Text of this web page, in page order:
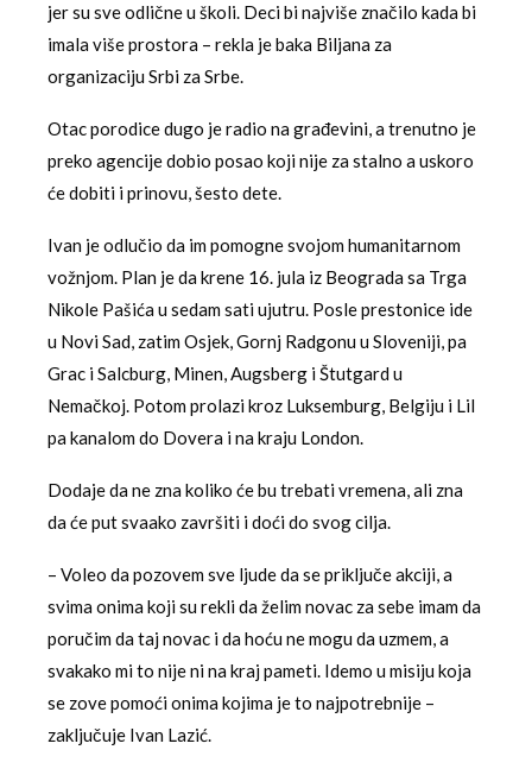
jer su sve odlične u školi. Deci bi najviše značilo kada bi
imala više prostora – rekla je baka Biljana za
organizaciju Srbi za Srbe.
Otac porodice dugo je radio na građevini, a trenutno je
preko agencije dobio posao koji nije za stalno a uskoro
će dobiti i prinovu, šesto dete.
Ivan je odlučio da im pomogne svojom humanitarnom
vožnjom. Plan je da krene 16. jula iz Beograda sa Trga
Nikole Pašića u sedam sati ujutru. Posle prestonice ide
u Novi Sad, zatim Osjek, Gornj Radgonu u Sloveniji, pa
Grac i Salcburg, Minen, Augsberg i Štutgard u
Nemačkoj. Potom prolazi kroz Luksemburg, Belgiju i Lil
pa kanalom do Dovera i na kraju London.
Dodaje da ne zna koliko će bu trebati vremena, ali zna
da će put svaako završiti i doći do svog cilja.
– Voleo da pozovem sve ljude da se priključe akciji, a
svima onima koji su rekli da želim novac za sebe imam da
poručim da taj novac i da hoću ne mogu da uzmem, a
svakako mi to nije ni na kraj pameti. Idemo u misiju koja
se zove pomoći onima kojima je to najpotrebnije –
zaključuje Ivan Lazić.